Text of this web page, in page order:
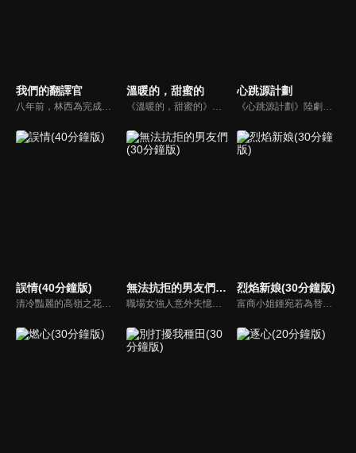
我們的翻譯官
八年前，林西為完成母親的夢想忍痛和男友肖一成分手。如今，林西是華聲最年輕的首席口譯專家，而肖一成也變成為語譯天下的首席技術官。林西為了拿下肖一成的合同，不得不與他周旋。表面上肖一成事事針對林西找碴，但其實他根本狠不下心來，還對她處處留情。兩人年少時期熾熱的感情重新被點燃...
溫暖的，甜蜜的
《溫暖的，甜蜜的》陸劇線上看。整容醫生南飛因為男友陳放隱瞞離婚事實，導致她遭受輿論圍剿，憤而分手後，投奔上海閨蜜齊家宜。不料正撞上閨蜜的臨陣悔婚，在南飛的幫助下，齊家宜順利擺脫婚姻。兩人聯名買房，締結閨蜜同盟。兩人在經歷了生活的種種變故後，都有了新的認識，找到了內心的自由和獨立。
心跳源計劃
《心跳源計劃》陸劇線上看。女科學家裘佳寧（宋茜）是國內著名醫藥集團“源計劃”實驗室的核心研究員，她一心想向科學界證明自己實力，奠定在生物科學界的地位。試驗進行到臨床階段，實驗室來了一名新晉研究員周小山（羅雲熙）。周小山的睿智內斂吸引了裘佳寧的注意，可周小山的真實身份卻是一名掮客…
誤情(40分鐘版)
清冷豔麗的高嶺之花江時淺在遭受霸淩、暴力等一系列事件後，華麗蛻變逆襲歸來，用一場精心策劃強勢開啟自己的復仇之路，最終收穫內心救贖與愛情的故事。
無法抗拒的男友們(30分鐘版)
職場女強人意外失憶後重啟人生，一覺醒來，竟與公司老闆、部門總監、實習生三人同時「戀愛」。通過這甜蜜浪漫、驚險刺激又難以抉擇的感情生活後，最終發現愛情真正的意義。
烈焰新娘(30分鐘版)
富商小姐鍾宛若為替未婚夫劉子潤復仇，假意投誠敵對的夏軍，卻不料遭到夏軍少帥沐少離威脅強娶，由此各懷算計的倆人成為了夫妻，並在一系列鬥智鬥勇的婚後生活中愛上了彼此。而就在兩人濃情時，鍾宛若意外得知了沐少離的真實身份，在彼此的不信任和軍閥爭霸的陰謀下，相愛的倆人開始了互相折磨 。